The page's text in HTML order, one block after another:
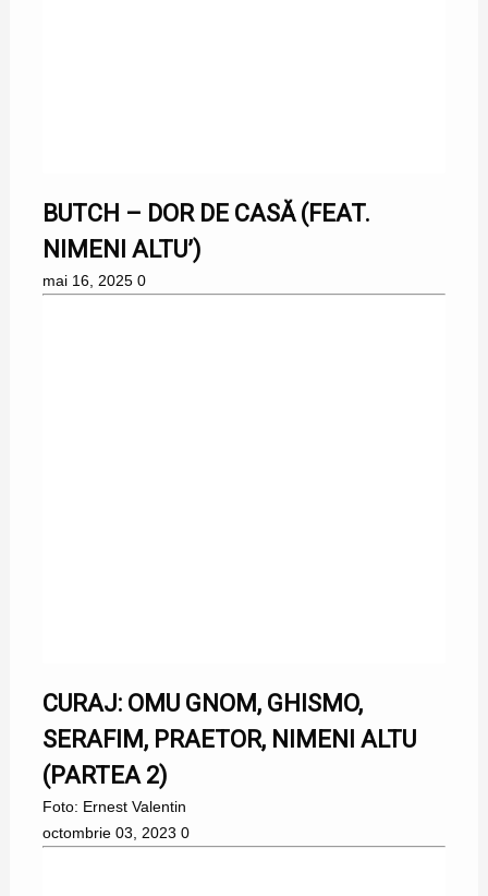
BUTCH – DOR DE CASĂ (FEAT.
NIMENI ALTU’)
mai 16, 2025 0
CURAJ: OMU GNOM, GHISMO,
SERAFIM, PRAETOR, NIMENI ALTU
(PARTEA 2)
Foto: Ernest Valentin
octombrie 03, 2023 0